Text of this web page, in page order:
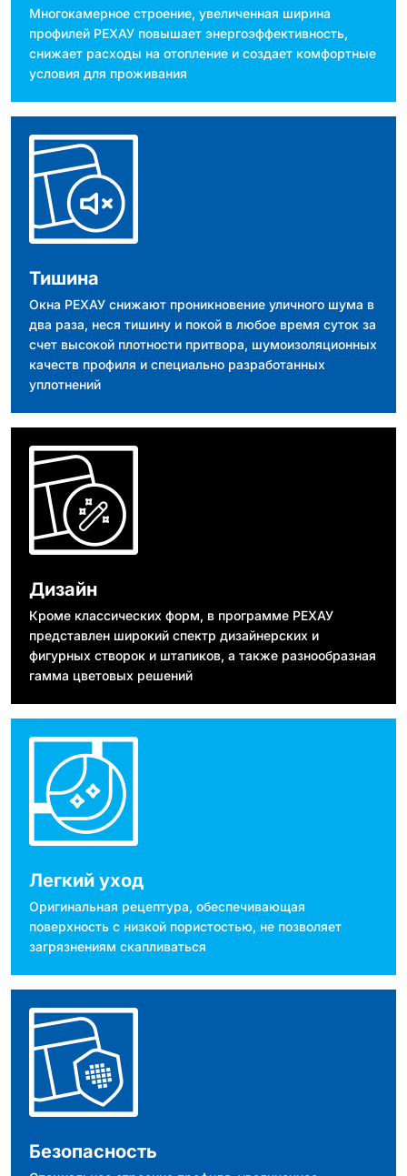
Многокамерное строение, увеличенная ширина
профилей РЕХАУ повышает энергоэффективность,
снижает расходы на отопление и создает комфортные
условия для проживания
Тишина
Окна РЕХАУ снижают проникновение уличного шума в
два раза, неся тишину и покой в любое время суток за
счет высокой плотности притвора, шумоизоляционных
качеств профиля и специально разработанных
уплотнений
Дизайн
Кроме классических форм, в программе РЕХАУ
представлен широкий спектр дизайнерских и
фигурных створок и штапиков, а также разнообразная
гамма цветовых решений
Легкий уход
Оригинальная рецептура, обеспечивающая
поверхность с низкой пористостью, не позволяет
загрязнениям скапливаться
Безопасность